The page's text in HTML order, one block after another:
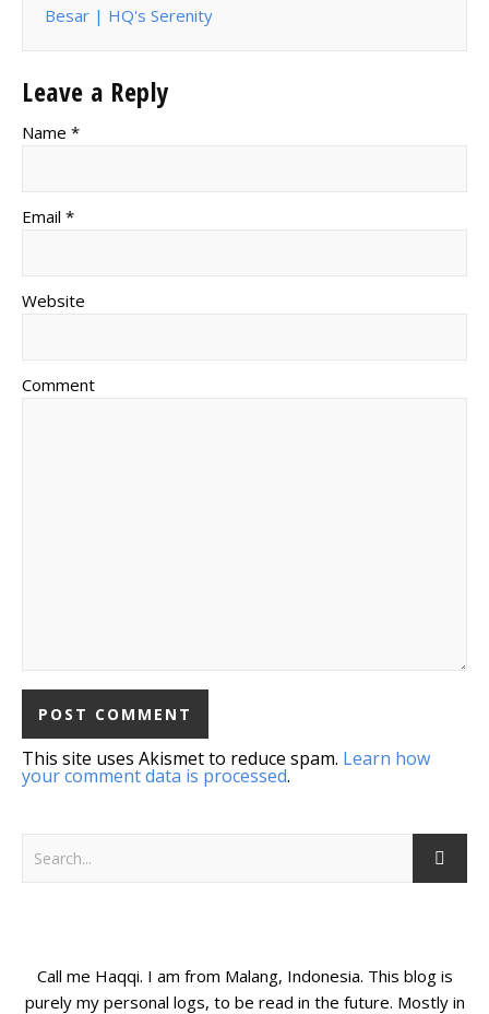
Besar | HQ's Serenity
Leave a Reply
Name *
Email *
Website
Comment
This site uses Akismet to reduce spam. Learn how
your comment data is processed.
Call me Haqqi. I am from Malang, Indonesia. This blog is
purely my personal logs, to be read in the future. Mostly in